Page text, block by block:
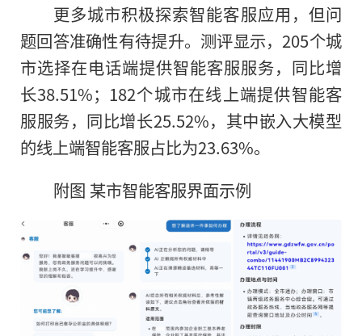
更多城市积极探索智能客服应用，但问
题回答准确性有待提升。测评显示，205个城
市选择在电话端提供智能客服服务，同比增
长38.51%；182个城市在线上端提供智能客
服服务，同比增长25.52%，其中嵌入大模型
的线上端智能客服占比为23.63%。
附图 某市智能客服界面示例